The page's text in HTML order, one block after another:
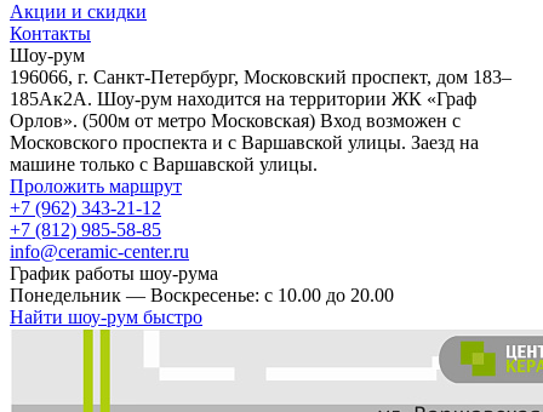
Акции и скидки
Контакты
Шоу-рум
196066, г. Санкт-Петербург, Московский проспект, дом 183–
185Ак2А. Шоу-рум находится на территории ЖК «Граф
Орлов». (500м от метро Московская) Вход возможен с
Московского проспекта и с Варшавской улицы. Заезд на
машине только с Варшавской улицы.
Проложить маршрут
+7 (962) 343-21-12
+7 (812) 985-58-85
info@ceramic-center.ru
График работы шоу-рума
Понедельник — Воскресенье: с 10.00 до 20.00
Найти шоу-рум быстро